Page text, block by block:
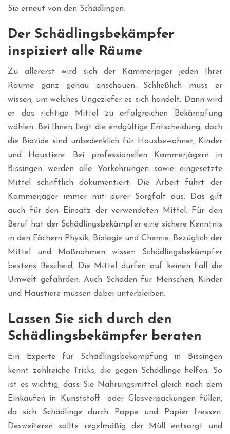
Sie erneut von den Schädlingen.
Der Schädlingsbekämpfer
inspiziert alle Räume
Zu allererst wird sich der Kammerjäger jeden Ihrer
Räume ganz genau anschauen. Schließlich muss er
wissen, um welches Ungeziefer es sich handelt. Dann wird
er das richtige Mittel zu erfolgreichen Bekämpfung
wählen. Bei Ihnen liegt die endgültige Entscheidung, doch
die Biozide sind unbedenklich für Hausbewohner, Kinder
und Haustiere. Bei professionellen Kammerjägern in
Bissingen werden alle Vorkehrungen sowie eingesetzte
Mittel schriftlich dokumentiert. Die Arbeit führt der
Kammerjäger immer mit purer Sorgfalt aus. Das gilt
auch für den Einsatz der verwendeten Mittel. Für den
Beruf hat der Schädlingsbekämpfer eine sichere Kenntnis
in den Fächern Physik, Biologie und Chemie. Bezüglich der
Mittel und Maßnahmen wissen Schädlingsbekämpfer
bestens Bescheid. Die Mittel dürfen auf keinen Fall die
Umwelt gefährden. Auch Schäden für Menschen, Kinder
und Haustiere müssen dabei unterbleiben.
Lassen Sie sich durch den
Schädlingsbekämpfer beraten
Ein Experte für Schädlingsbekämpfung in Bissingen
kennt zahlreiche Tricks, die gegen Schädlinge helfen. So
ist es wichtig, dass Sie Nahrungsmittel gleich nach dem
Einkaufen in Kunststoff- oder Glasverpackungen füllen,
da sich Schädlinge durch Pappe und Papier fressen.
Desweiteren sollte regelmäßig der Müll entsorgt und